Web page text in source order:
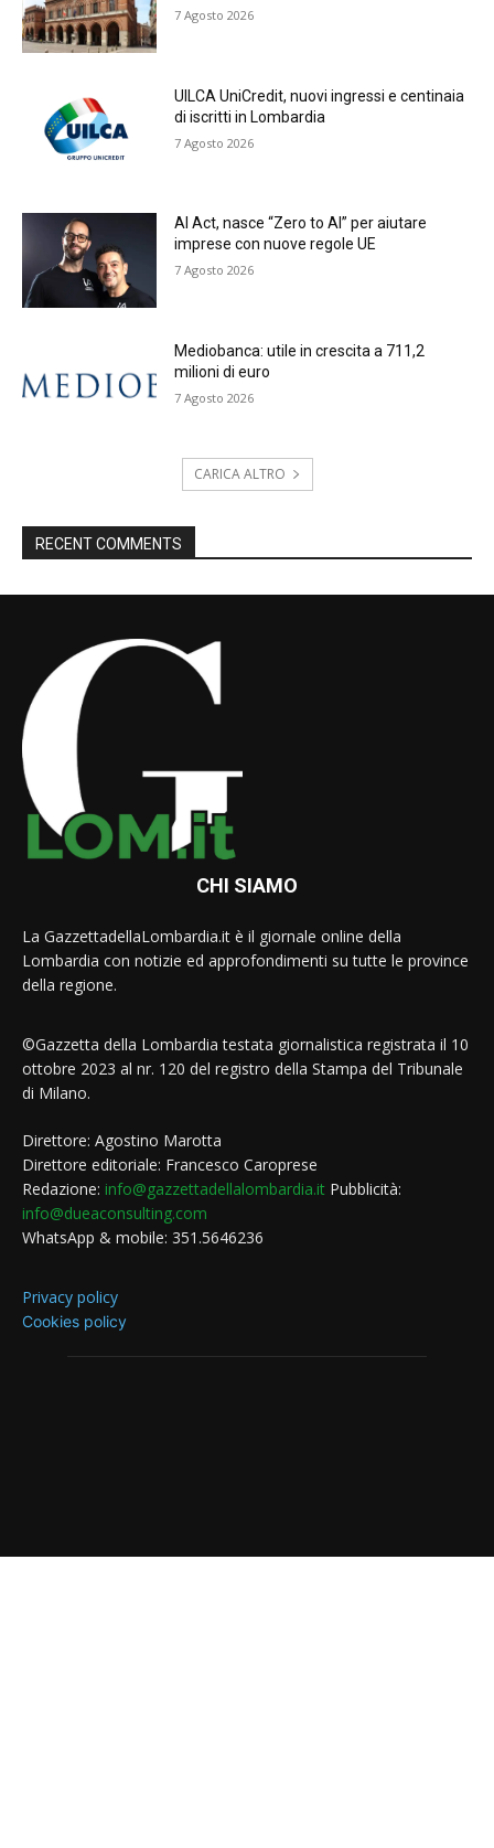
7 Agosto 2026
UILCA UniCredit, nuovi ingressi e centinaia
di iscritti in Lombardia
7 Agosto 2026
AI Act, nasce “Zero to AI” per aiutare
imprese con nuove regole UE
7 Agosto 2026
Mediobanca: utile in crescita a 711,2
milioni di euro
7 Agosto 2026
CARICA ALTRO
RECENT COMMENTS
CHI SIAMO
La GazzettadellaLombardia.it è il giornale online della
Lombardia con notizie ed approfondimenti su tutte le province
della regione.
©Gazzetta della Lombardia testata giornalistica registrata il 10
ottobre 2023 al nr. 120 del registro della Stampa del Tribunale
di Milano.
Direttore: Agostino Marotta
Direttore editoriale: Francesco Caroprese
Redazione: info@gazzettadellalombardia.it Pubblicità:
info@dueaconsulting.com
WhatsApp & mobile: 351.5646236
Privacy policy
Cookies policy